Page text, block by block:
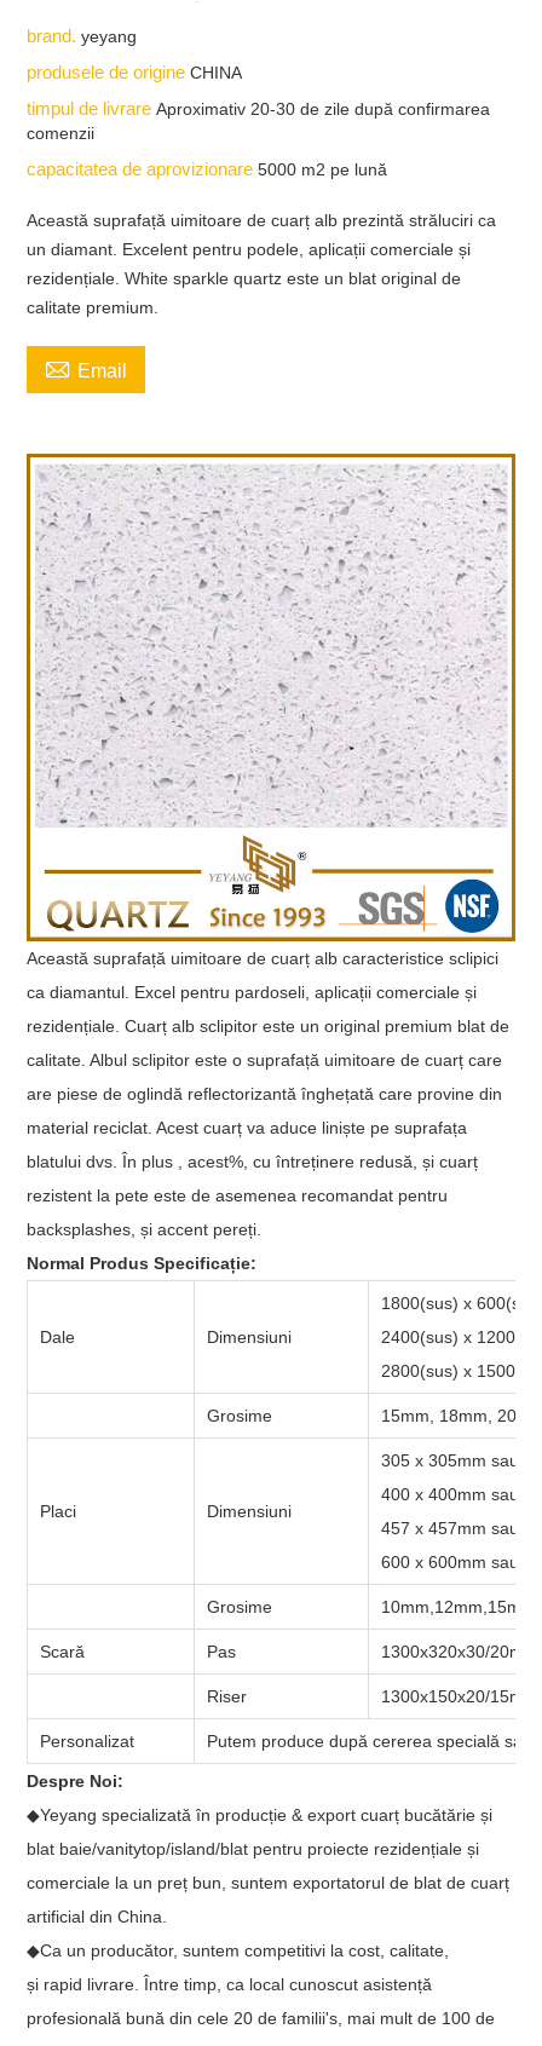
brand.yeyang
produsele de origineCHINA
timpul de livrareAproximativ 20-30 de zile după confirmarea
comenzii
capacitatea de aprovizionare5000 m2 pe lună
Această suprafață uimitoare de cuarț alb prezintă străluciri ca
un diamant. Excelent pentru podele, aplicații comerciale și
rezidențiale. White sparkle quartz este un blat original de
calitate premium.
 Email
Această suprafață uimitoare de cuarț alb caracteristice sclipici
ca diamantul. Excel pentru pardoseli, aplicații comerciale și
rezidențiale. Cuarț alb sclipitor este un original premium blat de
calitate. Albul sclipitor este o suprafață uimitoare de cuarț care
are piese de oglindă reflectorizantă înghețată care provine din
material reciclat. Acest cuarț va aduce liniște pe suprafața
blatului dvs. În plus , acest%, cu întreținere redusă, și cuarț
rezistent la pete este de asemenea recomandat pentru
backsplashes, și accent pereți.
Normal Produs Specificație:
Dale Dimensiuni
1800(sus) x
2400(sus) x
2800(sus) x
Grosime 15mm, 18mm,
Placi Dimensiuni
305 x 305mm sau
400 x 400mm sau
457 x 457mm sau
600 x 600mm sau
Grosime
Scară Pas 1300x320x30/20mm
Riser 1300x150x20/15mm
Personalizat Putem produce după cererea specială sau
Despre Noi:
◆Yeyang specializată în producție & export cuarț bucătărie și
blat baie/vanitytop/island/blat pentru proiecte rezidențiale și
comerciale la un preț bun, suntem exportatorul de blat de cuarț
artificial din China.
◆Ca un producător, suntem competitivi la cost, calitate,
și rapid livrare. Între timp, ca local cunoscut asistență
profesională bună din cele 20 de familii's, mai mult de 100 de